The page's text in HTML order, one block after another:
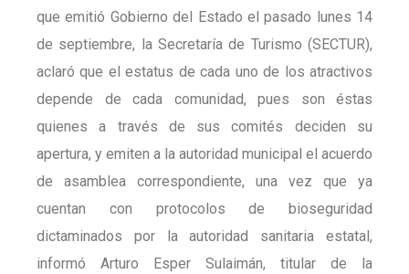
que emitió Gobierno del Estado el pasado lunes 14
de septiembre, la Secretaría de Turismo (SECTUR),
aclaró que el estatus de cada uno de los atractivos
depende de cada comunidad, pues son éstas
quienes a través de sus comités deciden su
apertura, y emiten a la autoridad municipal el acuerdo
de asamblea correspondiente, una vez que ya
cuentan con protocolos de bioseguridad
dictaminados por la autoridad sanitaria estatal,
informó Arturo Esper Sulaimán, titular de la